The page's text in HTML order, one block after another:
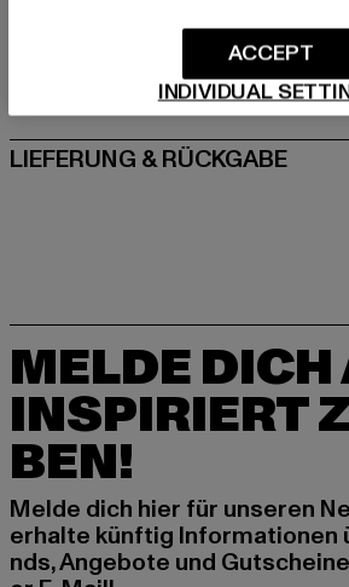
GRÖSSE & PASSFORM
PFLEGEHINWEISE
LIEFERUNG & RÜCKGABE
MELDE DICH
INSPIRIERT
BEN!
Melde dich hier für unseren
erhalte künftig Informationen
nds, Angebote und
INDIVIDUAL
ACCEPT